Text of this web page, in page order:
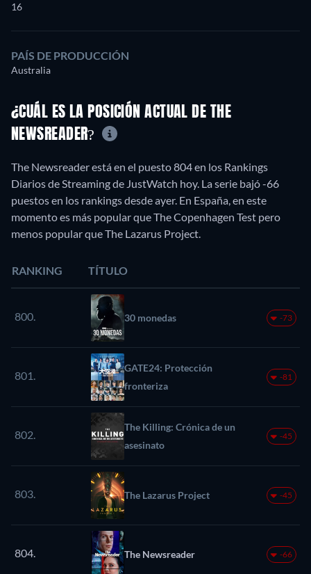
16
PAÍS DE PRODUCCIÓN
Australia
¿CUÁL ES LA POSICIÓN ACTUAL DE THE
NEWSREADER?
The Newsreader está en el puesto 804 en los Rankings
Diarios de Streaming de JustWatch hoy. La serie bajó -66
puestos en los rankings desde ayer. En España, en este
momento es más popular que The Copenhagen Test pero
menos popular que The Lazarus Project.
RANKING TÍTULO
800. 30 monedas -73
801.
GATE24: Protección
fronteriza
-81
802.
The Killing: Crónica de un
asesinato
-45
803. The Lazarus Project -45
804. The Newsreader -66